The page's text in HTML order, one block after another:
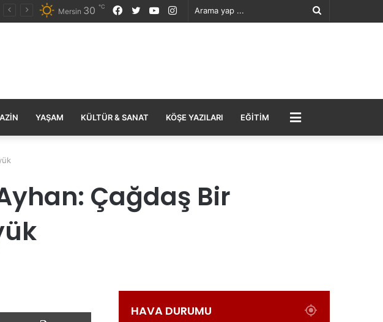
Arama
Instagram
YouTube
Twitter
Facebook
Mersin 30 ℃
YAŞAM KÜLTÜR & SANAT KÖŞE YAZILARI EĞITIM MENÜ
Çağdaş Bir
Yazdır HAVA DURUMU